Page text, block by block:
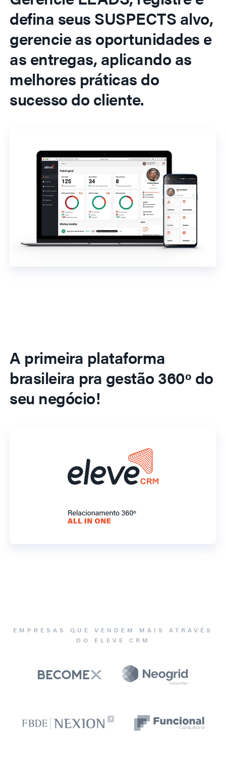
defina seus SUSPECTS alvo,
gerencie as oportunidades e
as entregas, aplicando as
melhores práticas do
sucesso do cliente.
A primeira plataforma
brasileira pra gestão 360º do
seu negócio!
EMPRESAS QUE VENDEM MAIS ATRAVÉS
DO ELEVE CRM